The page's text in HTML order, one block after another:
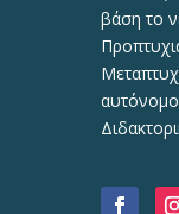
βάση το